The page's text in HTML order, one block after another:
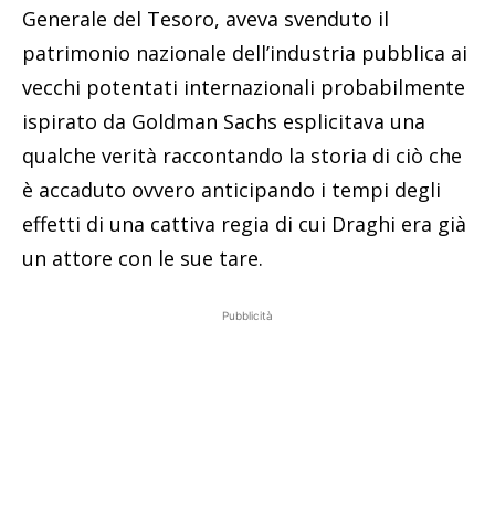
Generale del Tesoro, aveva svenduto il
patrimonio nazionale dell’industria pubblica ai
vecchi potentati internazionali probabilmente
ispirato da Goldman Sachs esplicitava una
qualche verità raccontando la storia di ciò che
è accaduto ovvero anticipando i tempi degli
effetti di una cattiva regia di cui Draghi era già
un attore con le sue tare.
Pubblicità